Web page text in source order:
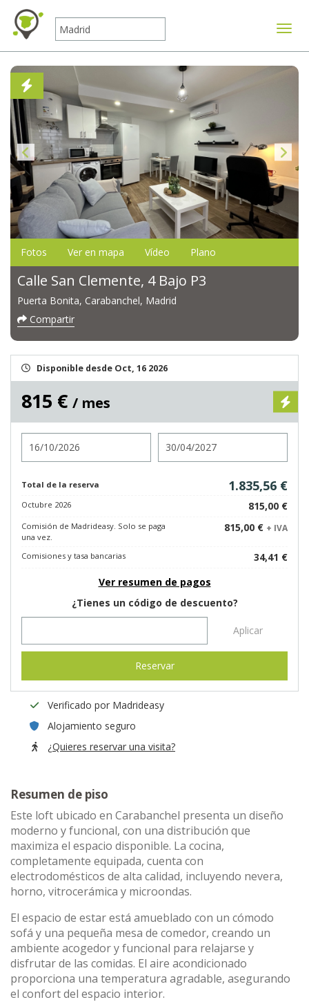
Fotos Ver en mapa Vídeo Plano
Calle San Clemente, 4 Bajo P3
Puerta Bonita, Carabanchel, Madrid
Compartir
Disponible desde Oct, 16 2026
815 € / mes
Total de la reserva 1.835,56 €
Octubre 2026 815,00 €
Comisión de Madrideasy. Solo se paga
una vez.
815,00 € + IVA
Comisiones y tasa bancarias
34,41 €
Ver resumen de pagos
¿Tienes un código de descuento?
Aplicar
Reservar
Verificado por Madrideasy
Alojamiento seguro
¿Quieres reservar una visita?
Resumen de piso
Este loft ubicado en Carabanchel presenta un diseño
moderno y funcional, con una distribución que
maximiza el espacio disponible. La cocina,
completamente equipada, cuenta con
electrodomésticos de alta calidad, incluyendo nevera,
horno, vitrocerámica y microondas.
El espacio de estar está amueblado con un cómodo
sofá y una pequeña mesa de comedor, creando un
ambiente acogedor y funcional para relajarse y
disfrutar de las comidas. El aire acondicionado
proporciona una temperatura agradable, asegurando
el confort del espacio interior.